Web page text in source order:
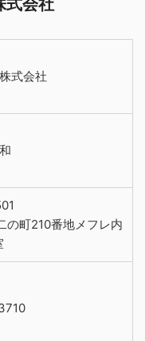
式会社
式会社
の町210番地メフレ内